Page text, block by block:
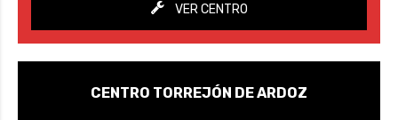
VER CENTRO
CENTRO TORREJÓN DE ARDOZ